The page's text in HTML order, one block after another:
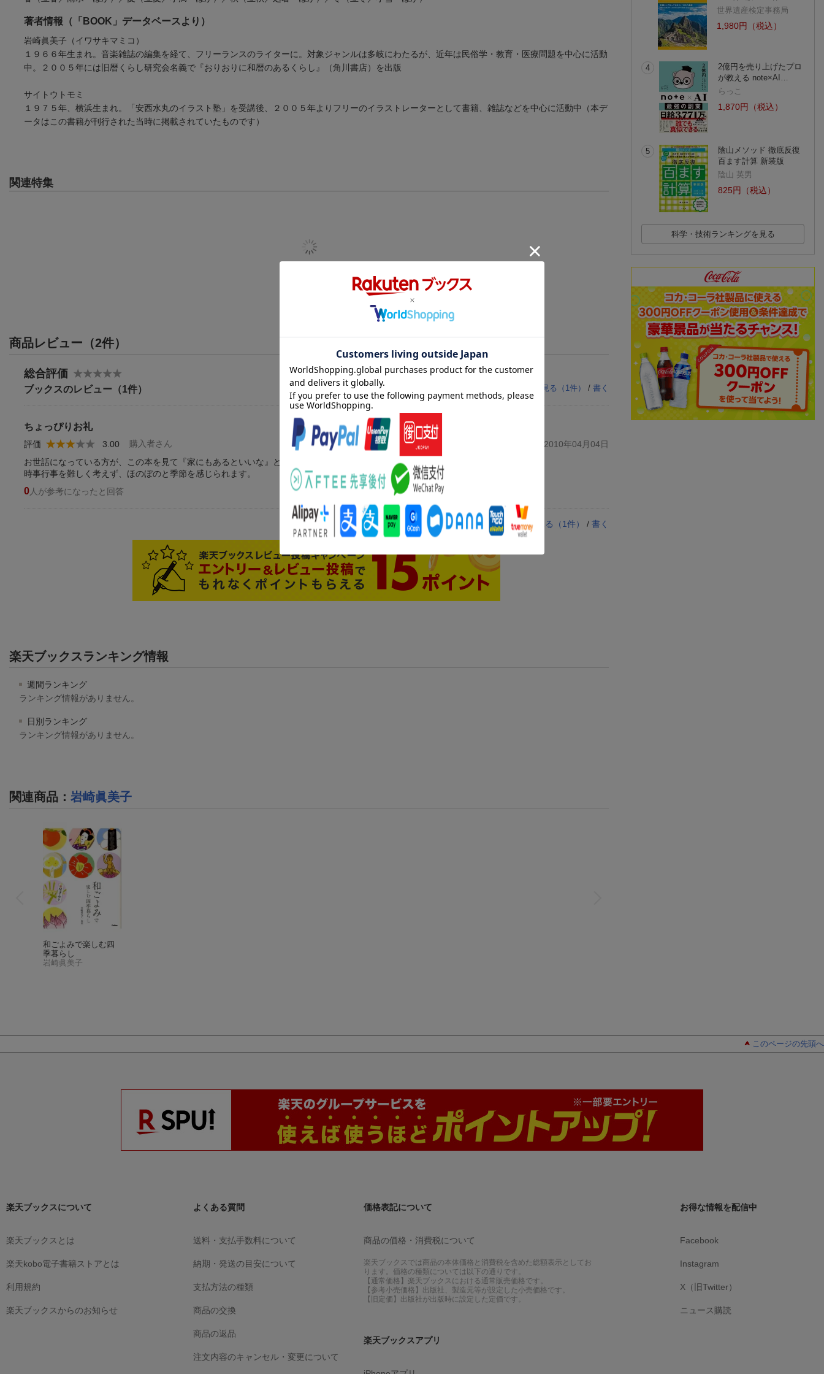
著者情報（「BOOK」データベースより）
岩崎眞美子（イワサキマミコ）
１９６６年生まれ。音楽雑誌の編集を経て、フリーランスのライターに。対象ジャンルは多岐にわたるが、近年は民俗学・教育・医療問題を中心に活動
中。２００５年には旧暦くらし研究会名義で『おりおりに和暦のあるくらし』（角川書店）を出版
サイトウトモミ
１９７５年、横浜生まれ。「安西水丸のイラスト塾」を受講後、２００５年よりフリーのイラストレーターとして書籍、雑誌などを中心に活動中（本デ
ータはこの書籍が刊行された当時に掲載されていたものです）
関連特集
商品レビュー（2件）
総合評価
ブックスのレビュー（1件） レビューを見る（ 1件） / 書く
ちょっぴりお礼
購入者さん
評価 3.00
投稿日：2010年04月04日
お世話になっている方が、この本を見て『家にもあるといいな』と言われたので、プレゼントに。
時事行事を難しく考えず、ほのぼのと季節を感じられます。
0 人が参考になったと回答
レビューを見る（1件） / 書く
楽天ブックスランキング情報
週間ランキング
ランキング情報がありません。
日別ランキング
ランキング情報がありません。
関連商品 ： 岩崎眞美子
和ごよみで楽しむ四
季暮らし
岩崎眞美子
世界遺産検定事務局
1,980円（税込）
4
2億円を売り上げたプロ
が教える note×AI…
らっこ
1,870円（税込）
5
陰山メソッド 徹底反復
百ます計算 新装版
陰山 英男
825円（税込）
科学・技術ランキングを見る
このページの先頭へ
楽天ブックスについて
楽天ブックスとは
楽天kobo電子書籍ストアとは
利用規約
楽天ブックスからのお知らせ
よくある質問
送料・支払手数料について
納期・発送の目安について
支払方法の種類
商品の交換
商品の返品
注文内容のキャンセル・変更について
価格表記について
商品の価格・消費税について
楽天ブックスでは商品の本体価格と消費税を含めた総額表示としてお
ります。価格の種類については以下の通りです。
【通常価格】楽天ブックスにおける通常販売価格です。
【参考小売価格】出版社、製造元等が設定した小売価格です。
【旧定価】出版社が出版時に設定した定価です。
楽天ブックスアプリ
お得な情報を配信中
Facebook
Instagram
X（旧Twitter）
ニュース購読